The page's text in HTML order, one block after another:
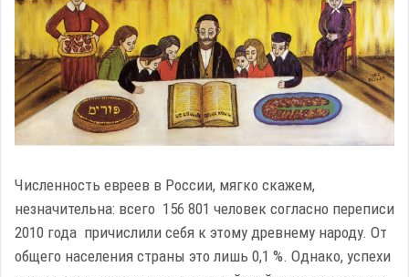
Численность евреев в России, мягко скажем,
незначительна: всего 156 801 человек согласно переписи
2010 года причислили себя к этому древнему народу. От
общего населения страны это лишь 0,1 %. Однако, успехи